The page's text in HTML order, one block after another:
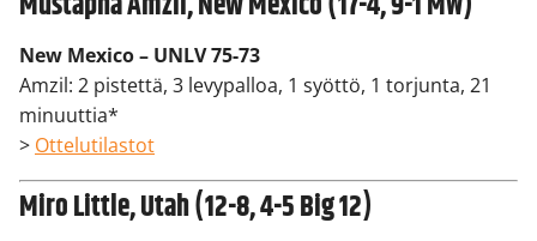
New Mexico – UNLV 75-73
Amzil: 2 pistettä, 3 levypalloa, 1 syöttö, 1 torjunta, 21
minuuttia*
> Ottelutilastot
Miro Little, Utah (12-8, 4-5 Big 12)